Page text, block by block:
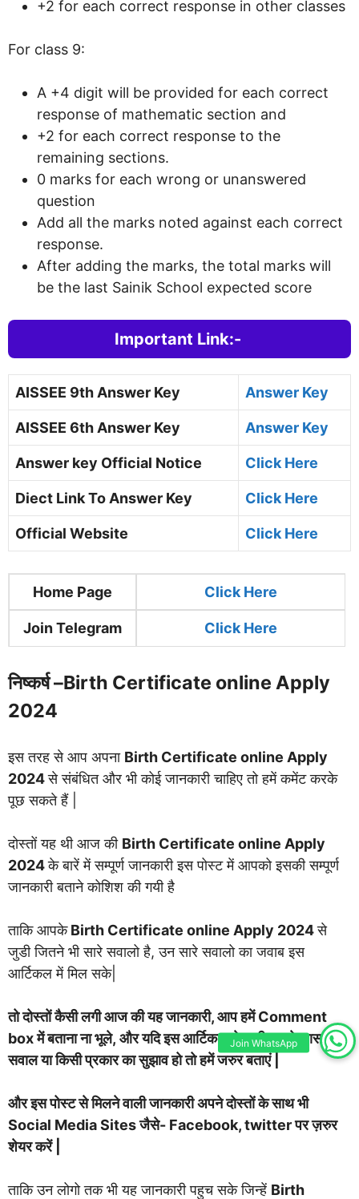
+2 for each correct response in other classes
For class 9:
A +4 digit will be provided for each correct
response of mathematic section and
+2 for each correct response to the
remaining sections.
0 marks for each wrong or unanswered
question
Add all the marks noted against each correct
response.
After adding the marks, the total marks will
be the last Sainik School expected score
Important Link:-
AISSEE 9th Answer Key Answer Key
AISSEE 6th Answer Key Answer Key
Answer key Official Notice Click Here
Diect Link To Answer Key Click Here
Official Website Click Here
Home Page Click Here
Join Telegram Click Here
निष्कर्ष –Birth Certificate online Apply
2024
इस तरह से आप अपना Birth Certificate online Apply
2024से संबंधित और भी कोई जानकारी चाहिए तो हमें कमेंट करके
पूछ सकते हैं |
दोस्तों यह थी आज की Birth Certificate online Apply
2024के बारें में सम्पूर्ण जानकारी इस पोस्ट में आपको इसकी सम्पूर्ण
जानकारी बताने कोशिश की गयी है
ताकि आपकेBirth Certificate online Apply 2024से
जुडी जितने भी सारे सवालो है, उन सारे सवालो का जवाब इस
आर्टिकल में मिल सके|
तो दोस्तों कैसी लगी आज की यह जानकारी, आप हमें Comment
box में बताना ना भूले, और यदि इस आर्टिकल से जुडी आपके पास कोई
सवाल या किसी प्रकार का सुझाव हो तो हमें जरुर बताएं |
और इस पोस्ट से मिलने वाली जानकारी अपने दोस्तों के साथ भी
Social Media Sites जैसे- Facebook, twitter पर ज़रुर
शेयर करें |
ताकि उन लोगो तक भी यह जानकारी पहुच सके जिन्हें Birth
Join WhatsApp